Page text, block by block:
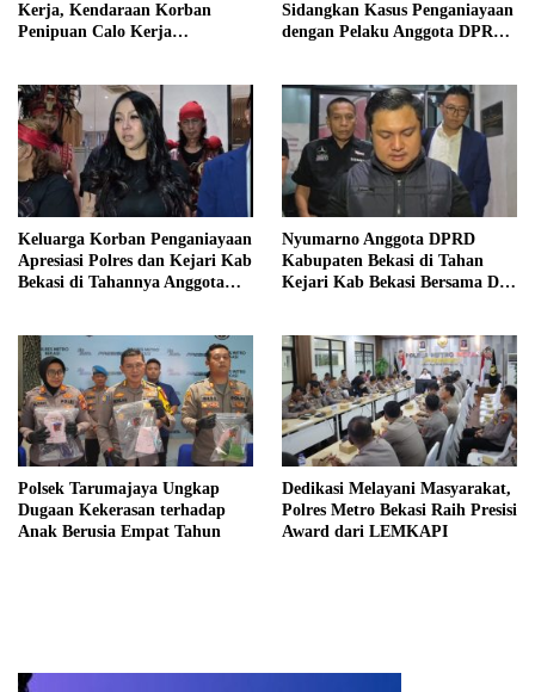
Kerja, Kendaraan Korban
Penipuan Calo Kerja
Sidangkan Kasus Penganiayaan
dengan Pelaku Anggota DPRD
Keluarga Korban Penganiayaan
Apresiasi Polres dan Kejari Kab
Bekasi di Tahannya Anggota
Nyumarno Anggota DPRD
Kabupaten Bekasi di Tahan
Kejari Kab Bekasi Bersama Dua
Polsek Tarumajaya Ungkap
Dugaan Kekerasan terhadap
Anak Berusia Empat Tahun
Dedikasi Melayani Masyarakat,
Polres Metro Bekasi Raih Presisi
Award dari LEMKAPI